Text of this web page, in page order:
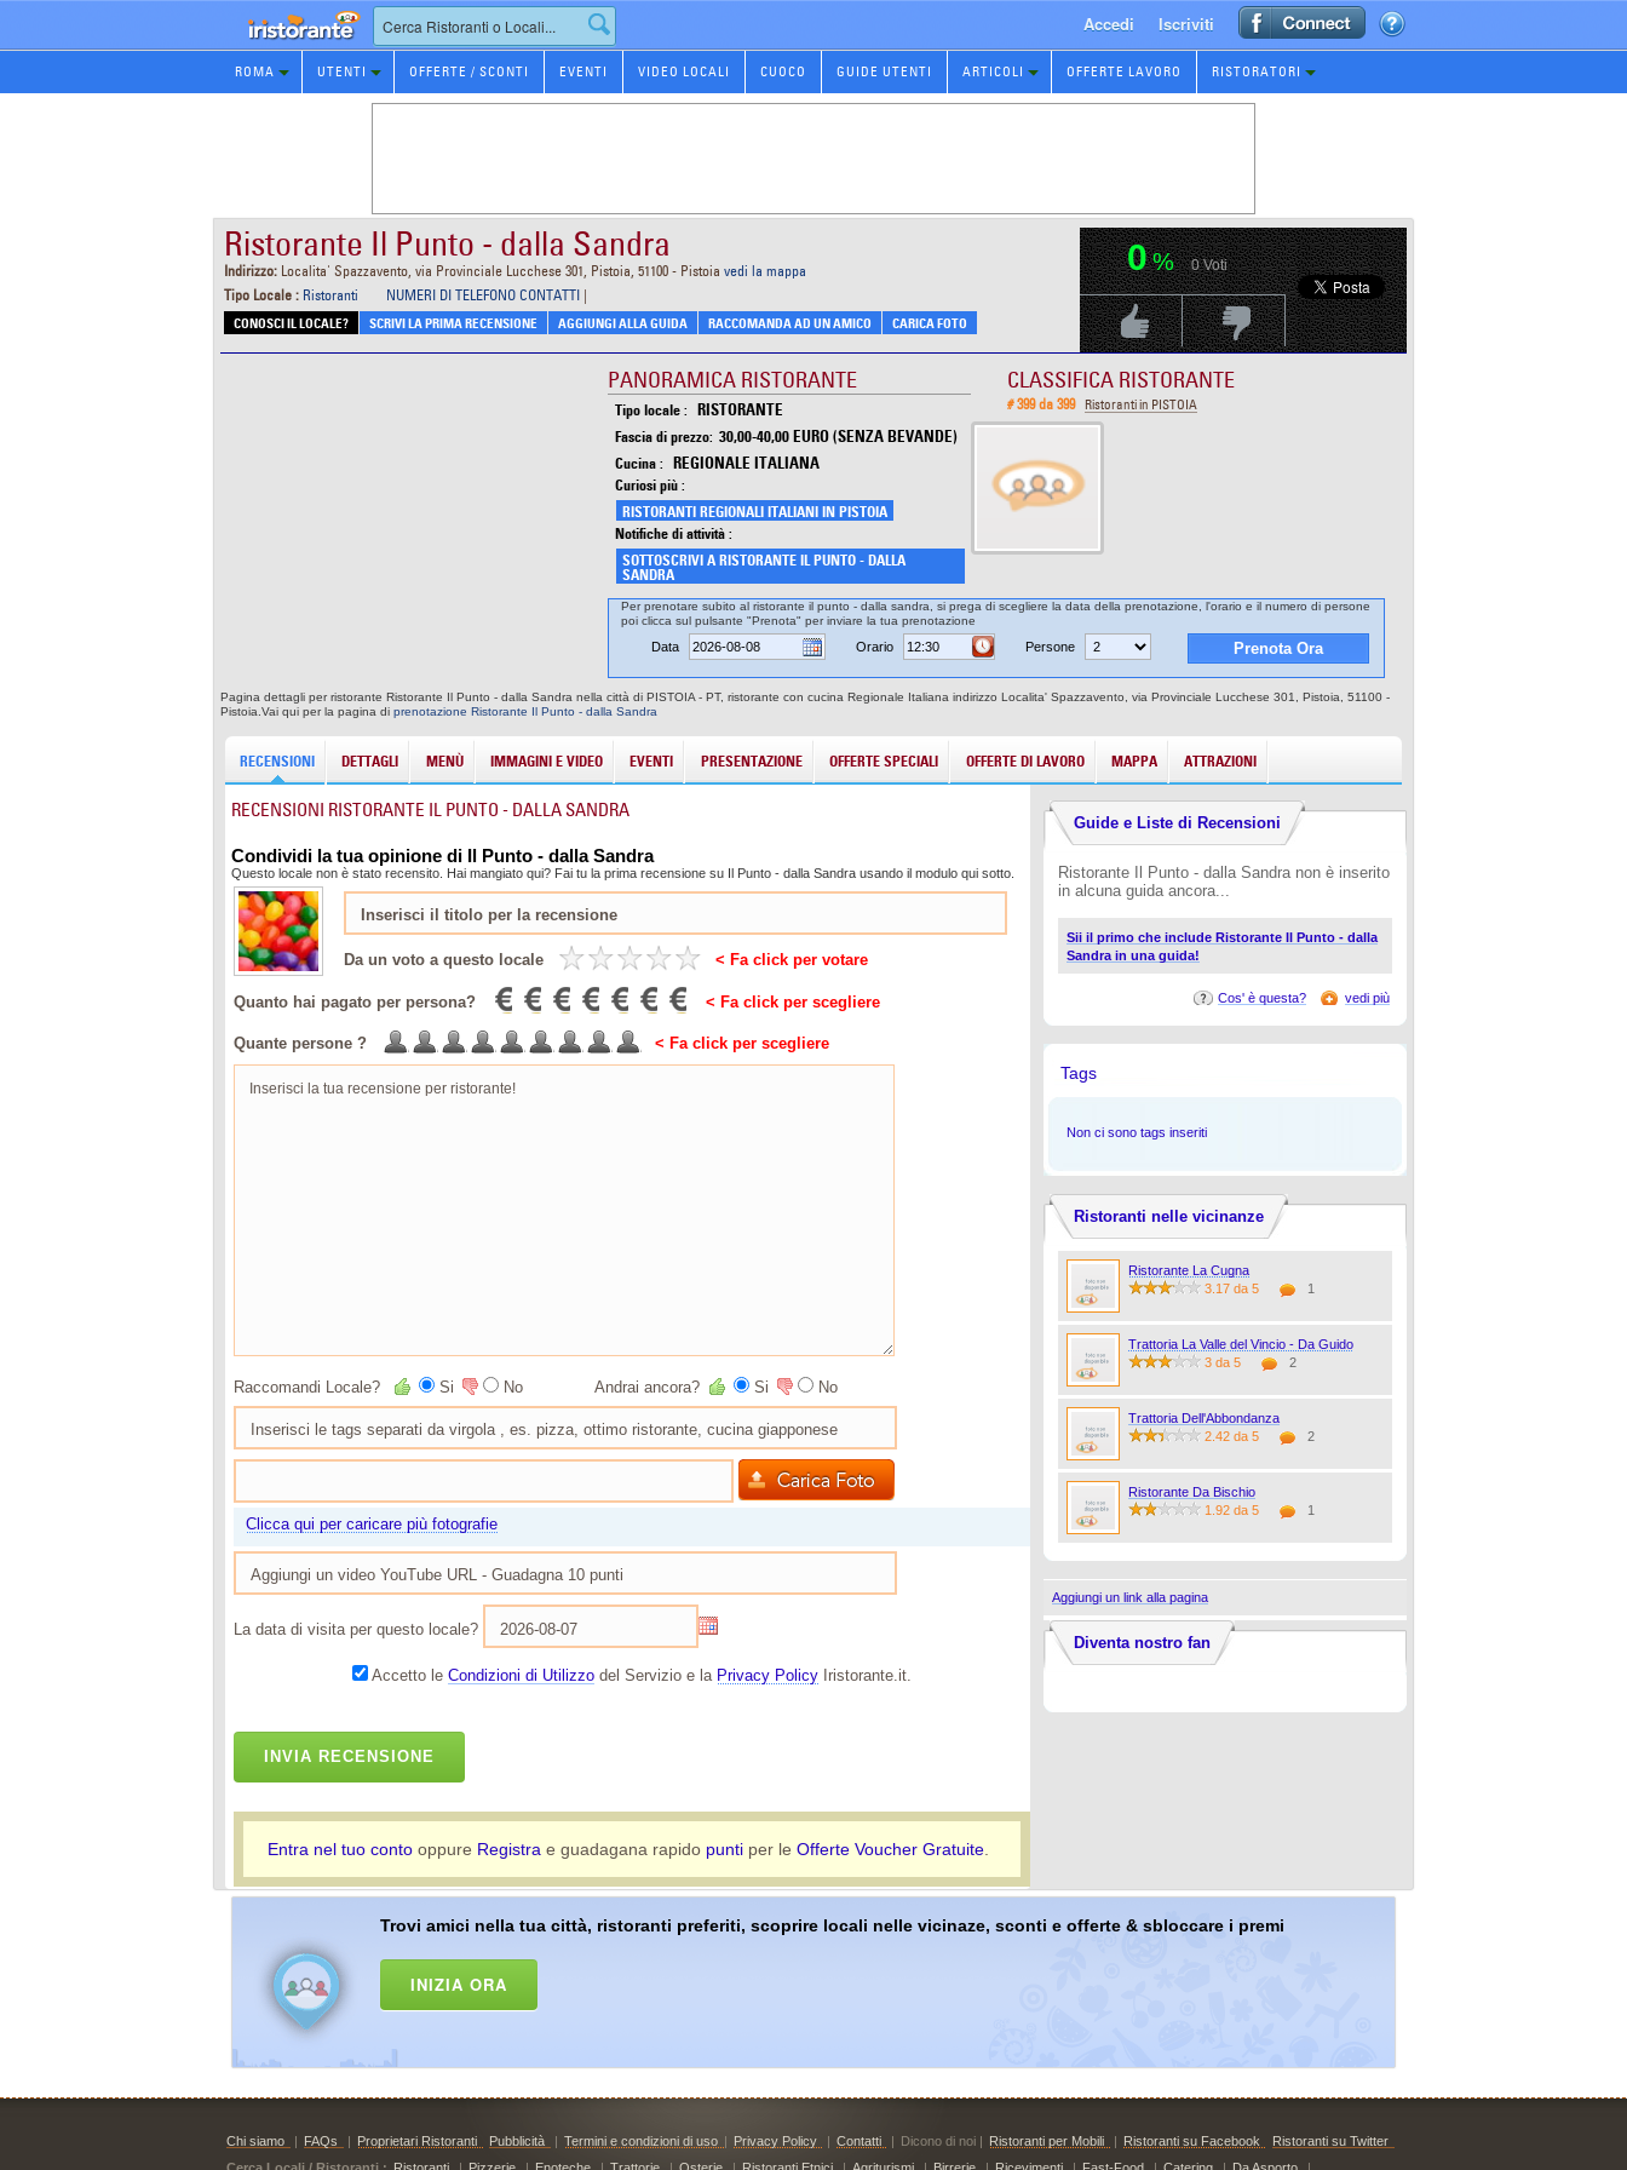
Prenotazione
Ristorante
Accedi Iscriviti
ROMA UTENTI OFFERTE / SCONTI EVENTI VIDEO LOCALI CUOCO GUIDE UTENTI ARTICOLI OFFERTE LAVORO RISTORATORI
Ristorante Il Punto - dalla Sandra
Indirizzo: Localita' Spazzavento, via Provinciale Lucchese 301, Pistoia, 51100 - Pistoia vedi la mappa
Tipo Locale : Ristoranti NUMERI DI TELEFONO CONTATTI |
CONOSCI IL LOCALE? SCRIVI LA PRIMA RECENSIONE AGGIUNGI ALLA GUIDA RACCOMANDA AD UN AMICO CARICA FOTO
0% 0Voti
Voti PositivoVoti Negativo
PANORAMICA RISTORANTE
Tipo locale : RISTORANTE
Fascia di prezzo: 30,00-40,00 EURO (SENZA BEVANDE)
Cucina : REGIONALE ITALIANA
Curiosi più :
RISTORANTI REGIONALI ITALIANI IN PISTOIA
Notifiche di attività :
SOTTOSCRIVI A RISTORANTE IL PUNTO - DALLA
SANDRA
CLASSIFICA RISTORANTE
# 399 da 399 Ristoranti in PISTOIA
Per prenotare subito al ristorante il punto - dalla sandra, si prega di scegliere la data della prenotazione, l'orario e il numero di persone
poi clicca sul pulsante "Prenota" per inviare la tua prenotazione
Data Orario Persone
Pagina dettagli per ristorante Ristorante Il Punto - dalla Sandra nella città di PISTOIA - PT, ristorante con cucina Regionale Italiana indirizzo Localita' Spazzavento, via Provinciale Lucchese 301, Pistoia, 51100 -
Pistoia.Vai qui per la pagina di prenotazione Ristorante Il Punto - dalla Sandra
RECENSIONI DETTAGLI MENÙ IMMAGINI E VIDEO EVENTI PRESENTAZIONE OFFERTE SPECIALI OFFERTE DI LAVORO MAPPA ATTRAZIONI
RECENSIONI RISTORANTE IL PUNTO - DALLA SANDRA
Condividi la tua opinione di Il Punto - dalla Sandra
Questo locale non è stato recensito. Hai mangiato qui? Fai tu la prima recensione su Il Punto - dalla Sandra usando il modulo qui sotto.
Da un voto a questo locale < Fa click per votare
Quanto hai pagato per persona? < Fa click per scegliere
Quante persone ? < Fa click per scegliere
Raccomandi Locale? Si No Andrai ancora? Si No
Clicca qui per caricare più fotografie
La data di visita per questo locale?
Accetto le Condizioni di Utilizzodel Servizio e la Privacy PolicyIristorante.it.
INVIA RECENSIONE
Entra nel tuo contooppure Registra e guadagana rapido puntiper le Offerte Voucher Gratuite.
Guide e Liste di Recensioni
Ristorante Il Punto - dalla Sandra non è inserito
in alcuna guida ancora...
Sii il primo che include Ristorante Il Punto - dalla
Sandra in una guida!
Cos' è questa? vedi più
Tags
Non ci sono tags inseriti
Ristoranti nelle vicinanze
Ristorante La Cugna
3.17 da 5
1
Trattoria La Valle del Vincio - Da Guido
3 da 5
2
Trattoria Dell'Abbondanza
2.42 da 5
2
Ristorante Da Bischio
1.92 da 5
1
Aggiungi un link alla pagina
Diventa nostro fan
Trovi amici nella tua città, ristoranti preferiti, scoprire locali nelle vicinaze, sconti e offerte & sbloccare i premi
INIZIA ORA
Chi siamo | FAQs | Proprietari Ristoranti Pubblicità | Termini e condizioni di uso | Privacy Policy | Contatti | Dicono di noi | Ristoranti per Mobili | Ristoranti su Facebook
Ristoranti su Twitter